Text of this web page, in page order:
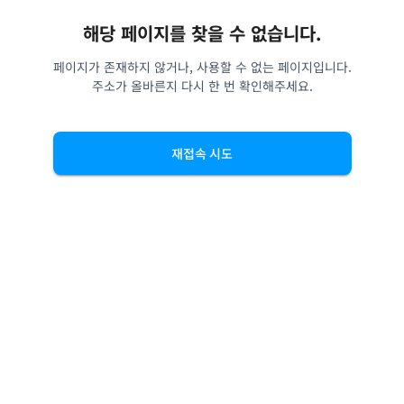
해당 페이지를 찾을 수 없습니다.
페이지가 존재하지 않거나, 사용할 수 없는 페이지입니다.
주소가 올바른지 다시 한 번 확인해주세요.
재접속 시도